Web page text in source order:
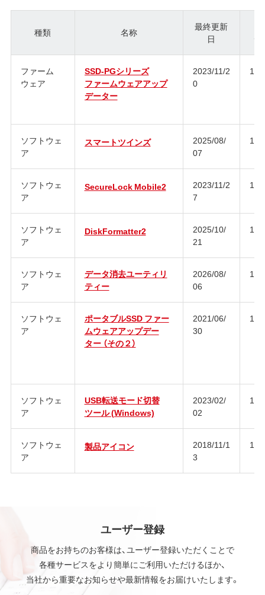
種類 名称
最終更新
日
ジ
ファーム
ウェア
SSD-PGシリーズ
ファームウェアアップ
データー
2023/11/2
0
ソフトウェ
ア
スマートツインズ
2025/08/
07
ソフトウェ
ア
SecureLock Mobile2
2023/11/2
7
1.11
ソフトウェ
ア
DiskFormatter2
2025/10/
21
ソフトウェ
ア
データ消去ユーティリ
ティー
2026/08/
06
ソフトウェ
ア
ポータブルSSD ファー
ムウェアアップデー
ター （その２）
2021/06/
30
ソフトウェ
ア
USB転送モード切替
ツール (Windows)
2023/02/
02
ソフトウェ
ア
製品アイコン
2018/11/1
3
ユーザー登録
商品をお持ちのお客様は、ユーザー登録いただくことで
各種サービスをより簡単にご利用いただけるほか、
当社から重要なお知らせや最新情報をお届けいたします。